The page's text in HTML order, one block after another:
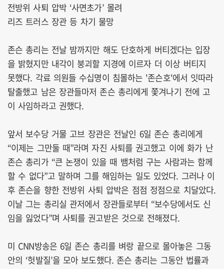
전방위 사퇴 압박 ‘사면초가’ 몰려
리즈 트러스 장관 등 차기 물망
존슨 총리는 전날 밤까지만 해도 단호하게 버티겠다는 입장
을 밝혔지만 내각이 붕괴할 지경에 이르자 더 이상 버티지
못했다. 각료 의원들 수십명이 침몰하는 '존슨호'에서 잇따라
탈출했고 남은 장관들마저 존슨 총리에게 쫓겨나기 전에 고
이 사임하라고 권했다.
앞서 보수당 거물 고브 장관은 전날인 6일 존슨 총리에게
“이제는 그만둘 때”라며 자진 사퇴를 권고했고 이에 화가 난
존슨 총리가 “큰 논쟁이 있을 때 뱀처럼 구는 사람과는 함께
할 수 없다”고 말하며 그를 해임하는 일도 있었다. 그러나 이
후 존슨을 향한 전방위 사퇴 압박은 점점 정점으로 치달았다.
이날 그는 총리실 관저에서 장관들로부터 “보수당에서도 신
임을 잃었다”며 사퇴를 권고받은 것으로 전해졌다.
미 CNN방송은 6일 존슨 총리를 벼랑 끝으로 몰아놓은 그동
안의 ‘헛발질’을 모아 보도했다. 존슨 총리는 그동안 법률과